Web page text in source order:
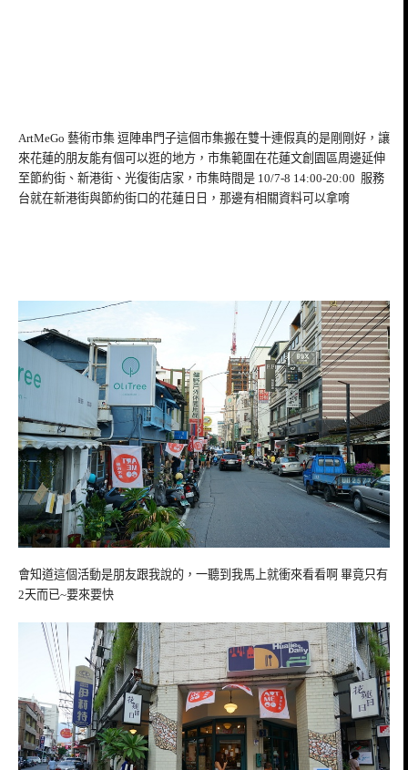
ArtMeGo 藝術市集 逗陣串門子這個市集搬在雙十連假真的是剛剛好，讓
來花蓮的朋友能有個可以逛的地方，市集範圍在花蓮文創園區周邊延伸
至節約街、新港街、光復街店家，市集時間是 10/7-8 14:00-20:00 服務
台就在新港街與節約街口的花蓮日日，那邊有相關資料可以拿唷
會知道這個活動是朋友跟我說的，一聽到我馬上就衝來看看啊 畢竟只有
2天而已~要來要快